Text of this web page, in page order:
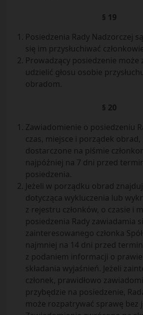
§ 19
Posiedzenia Rady Nadzorczej
się im przysłuchiwać
Prowadzący posiedzenie może
udzielić głosu osobie
obradom.
§ 20
Zawiadomienie o posiedzeniu
czas, miejsce i porządek
dostarczone na piśmie
najpóźniej na 7 dni przed
posiedzenia.
Jeżeli w porządku obrad
dotycząca wykluczenia lub
z rejestru członków, o czasie i
posiedzenia Rady zawiadamia
zainteresowanego członka
najmniej na 14 dni przed
z podaniem informacji o prawie
składania wyjaśnień. Jeżeli
członek, prawidłowo
przybędzie na posiedzenie,
może rozpatrywać sprawę bez